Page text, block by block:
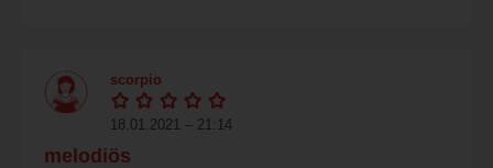
scorpio
18.01.2021 – 21:14
melodiös